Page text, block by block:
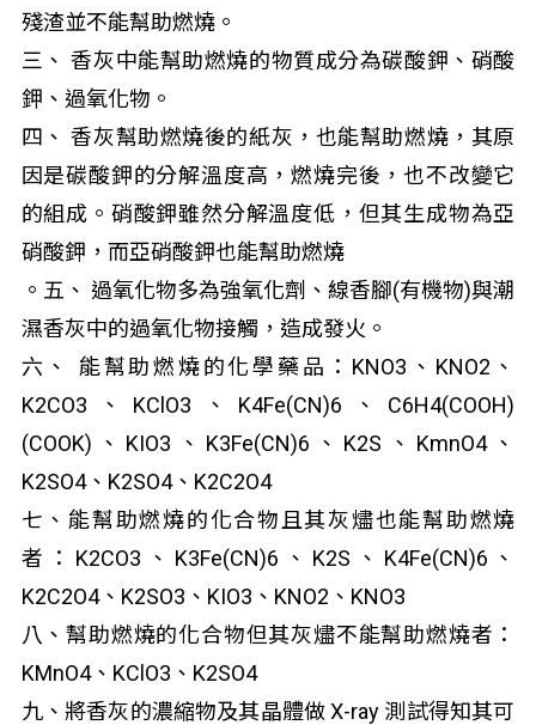
殘渣並不能幫助燃燒。
三、 香灰中能幫助燃燒的物質成分為碳酸鉀、硝酸
鉀、過氧化物。
四、 香灰幫助燃燒後的紙灰，也能幫助燃燒，其原
因是碳酸鉀的分解溫度高，燃燒完後，也不改變它
的組成。硝酸鉀雖然分解溫度低，但其生成物為亞
硝酸鉀，而亞硝酸鉀也能幫助燃燒
。五、 過氧化物多為強氧化劑、線香腳(有機物)與潮
濕香灰中的過氧化物接觸，造成發火。
六、 能幫助燃燒的化學藥品：KNO3 、KNO2 、
K2CO3 、KClO3 、K4Fe(CN)6 、C6H4(COOH)
(COOK)、KIO3 、K3Fe(CN)6 、K2S、KmnO4、
K2SO4、K2SO4、K2C2O4
七、能幫助燃燒的化合物且其灰燼也能幫助燃燒
者：K2CO3 、K3Fe(CN)6 、K2S、K4Fe(CN)6 、
K2C2O4、K2SO3 、KIO3 、KNO2 、KNO3
八、幫助燃燒的化合物但其灰燼不能幫助燃燒者：
KMnO4、KClO3 、K2SO4
九、將香灰的濃縮物及其晶體做 X-ray 測試得知其可